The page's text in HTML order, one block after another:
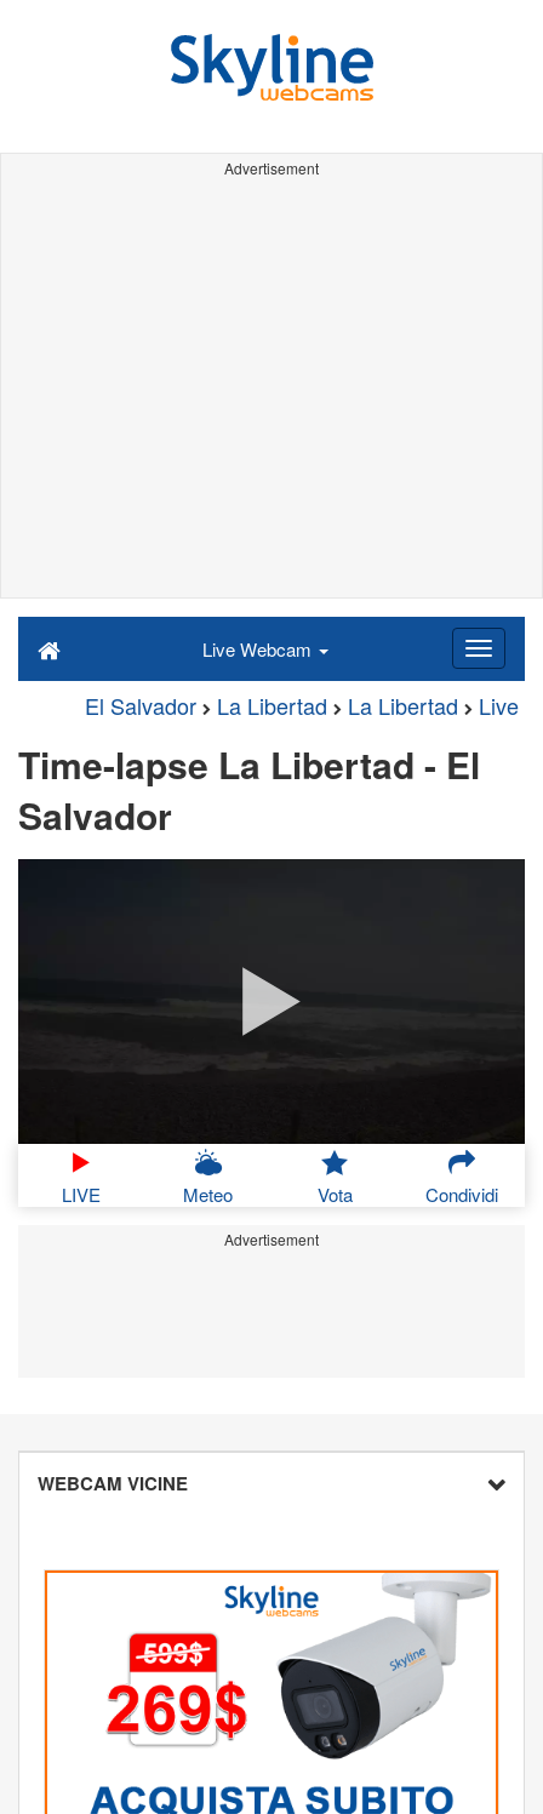
Advertisement
Live Webcam
El Salvador La Libertad La Libertad Live
Time-lapse La Libertad - El
Salvador
LIVE Meteo Vota Condividi
Advertisement
WEBCAM VICINE